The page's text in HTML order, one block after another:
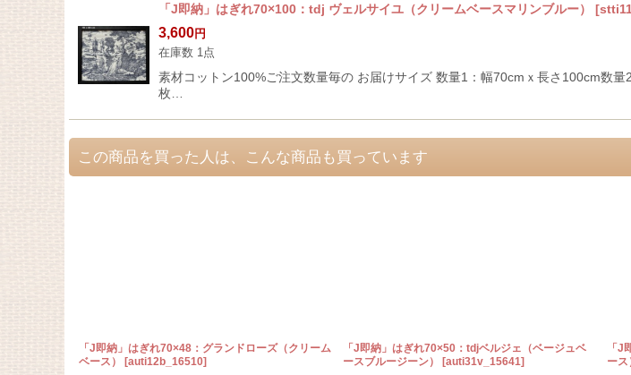
「J即納」はぎれ70×100：tdj ヴェルサイユ（クリームベースマリンブルー） [
3,600円
在庫数 1点
素材コットン100%ご注文数量毎の お届けサイズ 数量1：幅70cmｘ長さ100cm数
枚…
この商品を買った人は、こんな商品も買っています
「J即納」はぎれ70×48：グランドローズ（クリーム
ベース）
[auti12b_16510]
「J即納」はぎれ70×50：tdjベルジェ（ベージュベ
ースブルージーン）
[auti31v_15641]
「
ース